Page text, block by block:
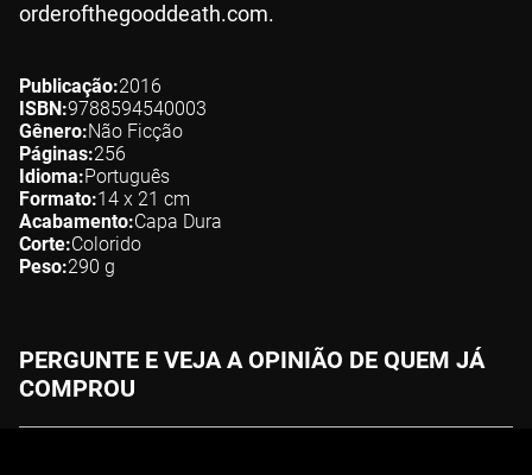
orderofthegooddeath.com.
Publicação 2016
ISBN 9788594540003
Gênero Não Ficção
Páginas 256
Idioma Português
Formato 14 x 21 cm
Acabamento Capa Dura
Corte Colorido
Peso 290 g
PERGUNTE E VEJA A OPINIÃO DE QUEM JÁ
COMPROU